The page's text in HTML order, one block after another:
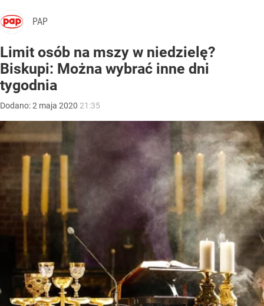
PAP
Limit osób na mszy w niedzielę?
Biskupi: Można wybrać inne dni
tygodnia
Dodano:2 maja 2020 21:35